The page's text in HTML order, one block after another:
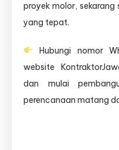
proyek molor,
yang tepat.
Hubungi nomor
website
dan mulai
perencanaan matang